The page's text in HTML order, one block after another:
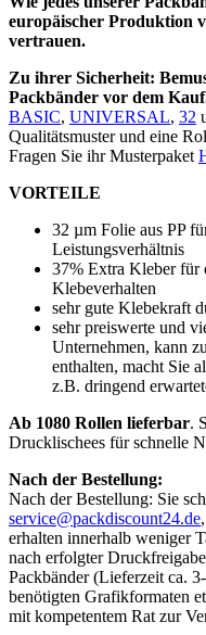
europäischer Produktion
vertrauen.
Zu ihrer Sicherheit:
Packbänder vor dem
BASIC, UNIVERSAL, 32
Qualitätsmuster und eine
Fragen Sie ihr Musterpaket
VORTEILE
32 µm Folie aus PP
Leistungsverhältnis
37% Extra Kleber für
Klebeverhalten
sehr gute Klebekraft
sehr preiswerte und
Unternehmen, kann
enthalten, macht Sie
z.B. dringend
Ab 1080 Rollen lieferbar.
Drucklischees für schnelle
Nach der Bestellung:
Nach der Bestellung: Sie
service@packdiscount24.de
erhalten innerhalb weniger
nach erfolgter
Packbänder (Lieferzeit ca.
benötigten Grafikformaten
mit kompetentem Rat zur